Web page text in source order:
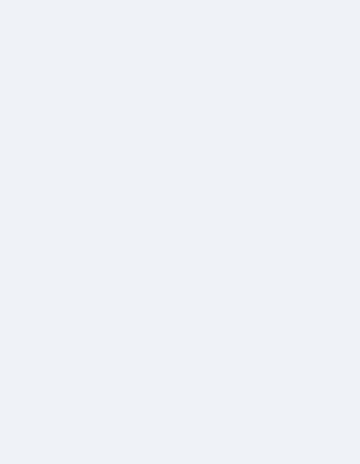
【海外ツアー完全ガイド】ア
梅干しを毎日食べたらどうな
ブルーベリーを毎日食べた
バナナを毎日食べたらどうな
かいまき（掻巻き）超完全ガ
【最新版】掛け布団の選び方“
【アシストステッパー】ハン